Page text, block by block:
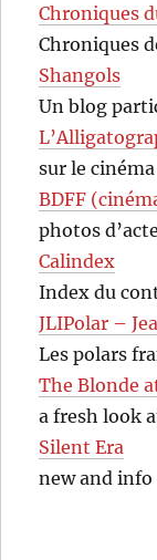
Chroniques
Chroniques
Shangols
Un blog
sur le
BDFF
photos
Calindex
Index du
JLIPolar –
Les polars
The Blonde
a fresh look
Silent Era
new and